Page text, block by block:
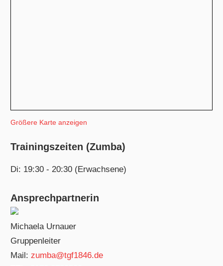
Größere Karte anzeigen
Trainingszeiten (Zumba)
Di: 19:30 - 20:30 (Erwachsene)
Ansprechpartnerin
Michaela Urnauer
Gruppenleiter
Mail:zumba@tgf1846.de